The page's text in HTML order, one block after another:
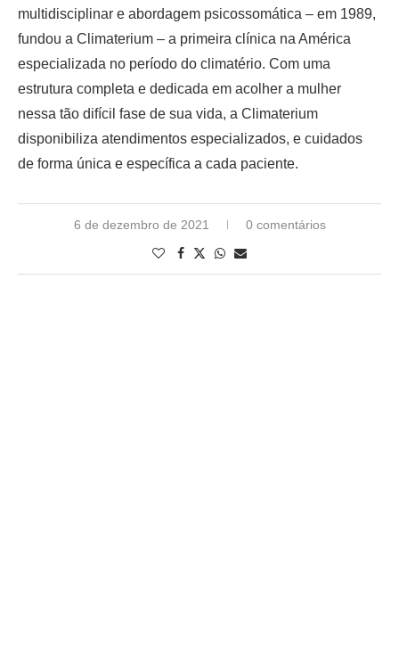
multidisciplinar e abordagem psicossomática – em 1989,
fundou a Climaterium – a primeira clínica na América
especializada no período do climatério. Com uma
estrutura completa e dedicada em acolher a mulher
nessa tão difícil fase de sua vida, a Climaterium
disponibiliza atendimentos especializados, e cuidados
de forma única e específica a cada paciente.
6 de dezembro de 2021 0 comentários